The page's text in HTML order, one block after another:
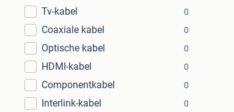
Tv-kabel 0
Coaxiale kabel 0
Optische kabel 0
HDMI-kabel 0
Componentkabel 0
Interlink-kabel 0